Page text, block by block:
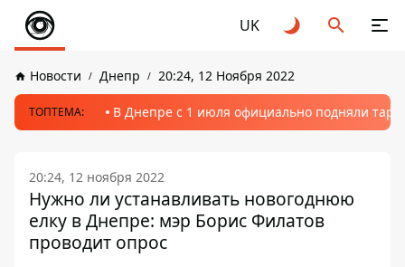
UK
Новости Днепр 20:24, 12 Ноября 2022
ТОПТЕМА: В Днепре с 1 июля официально подняли
20:24, 12 ноября 2022
Нужно ли устанавливать новогоднюю
елку в Днепре: мэр Борис Филатов
проводит опрос